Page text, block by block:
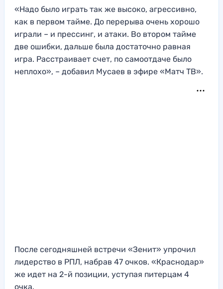
«Надо было играть так же высоко, агрессивно,
как в первом тайме. До перерыва очень хорошо
играли – и прессинг, и атаки. Во втором тайме
две ошибки, дальше была достаточно равная
игра. Расстраивает счет, по самоотдаче было
неплохо», – добавил Мусаев в эфире «Матч ТВ».
После сегодняшней встречи «Зенит» упрочил
лидерство в РПЛ, набрав 47 очков. «Краснодар»
же идет на 2-й позиции, уступая питерцам 4
очка.